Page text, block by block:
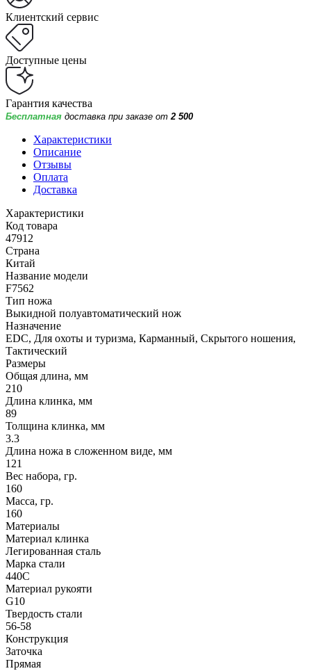
Клиентский сервис
Доступные цены
Гарантия качества
Бесплатная доставка при заказе от 2 500
Характеристики
Описание
Отзывы
Оплата
Доставка
Характеристики
Код товара
47912
Страна
Китай
Название модели
F7562
Тип ножа
Выкидной полуавтоматический нож
Назначение
EDC, Для охоты и туризма, Карманный, Скрытого ношения,
Тактический
Размеры
Общая длина, мм
210
Длина клинка, мм
89
Толщина клинка, мм
3.3
Длина ножа в сложенном виде, мм
121
Вес набора, гр.
160
Масса, гр.
160
Материалы
Материал клинка
Легированная сталь
Марка стали
440C
Материал рукояти
G10
Твердость стали
56-58
Конструкция
Заточка
Прямая